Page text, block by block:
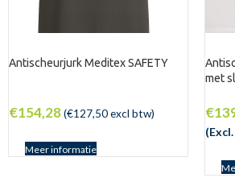
Antischeurjurk Meditex SAFETY
€154,28(€127,50excl btw)
Meer informatie
met
€